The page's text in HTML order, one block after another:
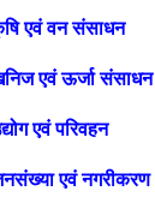
एवं वन संसाधन
एवं ऊर्जा संसाधन
एवं परिवहन
एवं नगरीकरण